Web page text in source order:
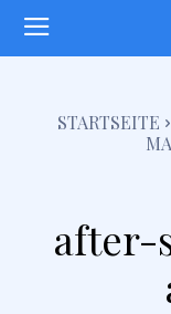
STARTSEITE
after-